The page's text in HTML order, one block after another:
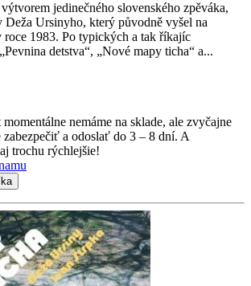
jedinečného slovenského zpěváka,
Deža Ursinyho, který původně vyšel na
1983. Po typických a tak říkajíc
detstva“, „Nové mapy ticha“ a...
nemáme na sklade, ale zvyčajne
zabezpečiť a odoslať do 3 – 8 dní. A
trochu rýchlejšie!